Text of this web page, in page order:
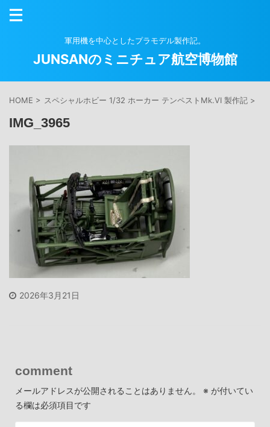
軍用機を中心としたプラモデル製作記。
JUNSANのミニチュア航空博物館
HOME > スペシャルホビー 1/32 ホーカー テンペストMk.VI 製作記 >
IMG_3965
2026年3月21日
comment
メールアドレスが公開されることはありません。 ※ が付いてい
る欄は必須項目です